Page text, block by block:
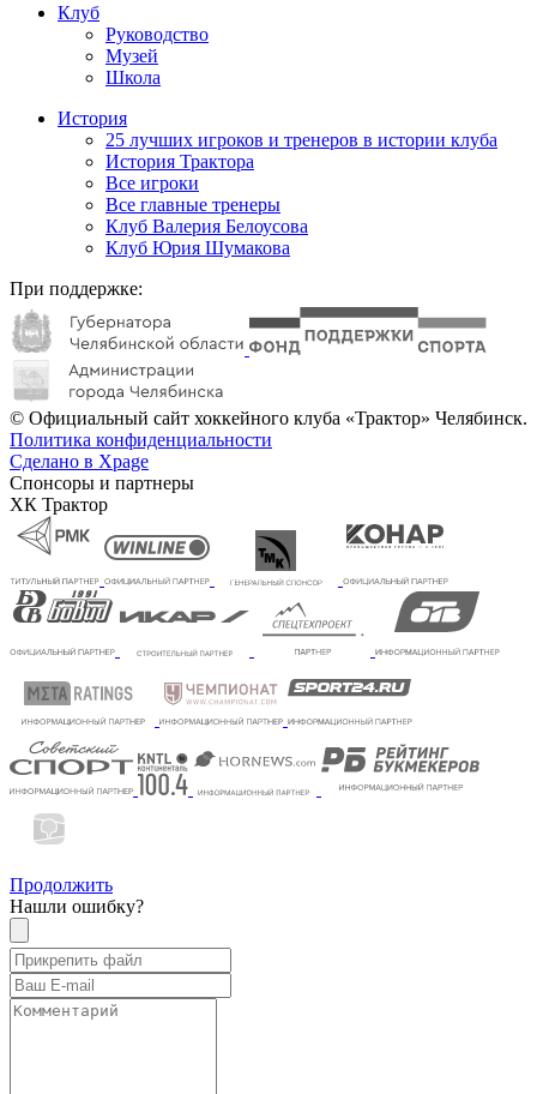
Клуб
Руководство
Музей
Школа
История
25 лучших игроков и тренеров в истории клуба
История Трактора
Все игроки
Все главные тренеры
Клуб Валерия Белоусова
Клуб Юрия Шумакова
При поддержке:
© Официальный сайт хоккейного клуба «Трактор» Челябинск.
Политика конфиденциальности
Сделано в Xpage
Спонсоры и партнеры
ХК Трактор
Продолжить
Нашли ошибку?